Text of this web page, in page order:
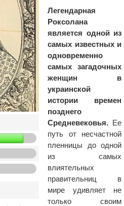
Легендарная
Роксолана
является одной из
самых известных и
одновременно
самых загадочных
женщин в
украинской
истории времен
позднего
Средневековья. Ее
путь от несчастной
пленницы до одной
из самых
влиятельных
правительниц в
мире удивляет не
только своим